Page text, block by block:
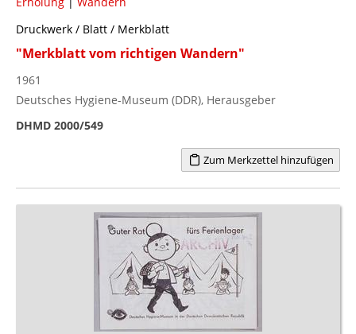
Druckwerk / Blatt / Merkblatt
"Merkblatt vom richtigen Wandern"
1961
Deutsches Hygiene-Museum (DDR), Herausgeber
DHMD 2000/549
Zum Merkzettel hinzufügen